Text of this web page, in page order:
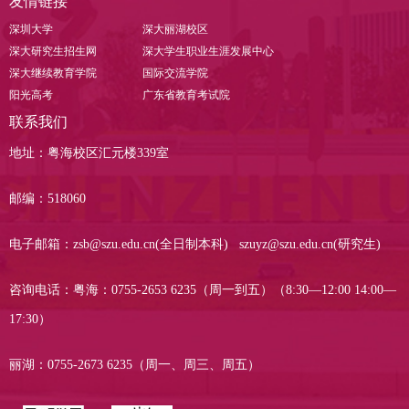
深圳大学
深大丽湖校区
深大研究生招生网
深大学生职业生涯发展中心
深大继续教育学院
国际交流学院
阳光高考
广东省教育考试院
联系我们
地址：粤海校区汇元楼339室
邮编：518060
电子邮箱：zsb@szu.edu.cn(全日制本科) szuyz@szu.edu.cn(研究生)
咨询电话：粤海：0755-2653 6235（周一到五）（8:30—12:00 14:00—
17:30）
丽湖：0755-2673 6235（周一、周三、周五）